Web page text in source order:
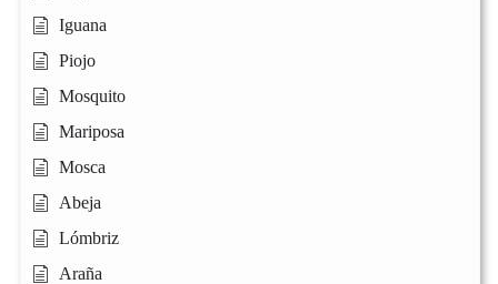
Iguana
Piojo
Mosquito
Mariposa
Mosca
Abeja
Lómbriz
Araña